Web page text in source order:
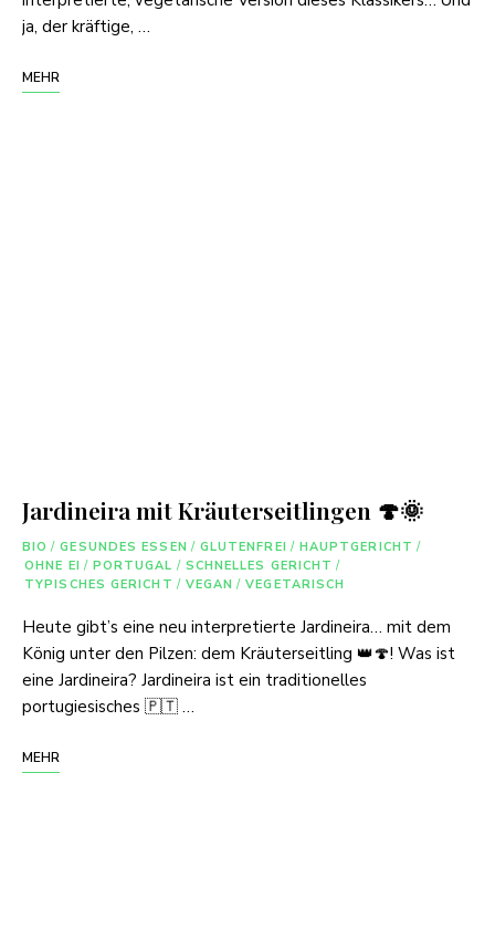
ja, der kräftige, …
MEHR
Jardineira mit Kräuterseitlingen 🍄🌞
BIO / GESUNDES ESSEN / GLUTENFREI / HAUPTGERICHT /
OHNE EI / PORTUGAL / SCHNELLES GERICHT /
TYPISCHES GERICHT / VEGAN / VEGETARISCH
Heute gibt’s eine neu interpretierte Jardineira… mit dem
König unter den Pilzen: dem Kräuterseitling 👑🍄! Was ist
eine Jardineira? Jardineira ist ein traditionelles
portugiesisches 🇵🇹 …
MEHR